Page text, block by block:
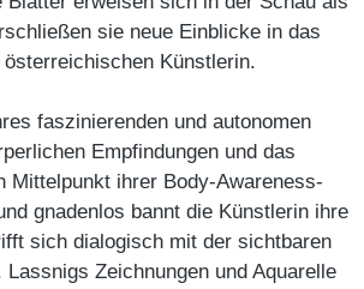
sie neue Einblicke in das
Künstlerin.
faszinierenden und autonomen
Empfindungen und das
Mittelpunkt ihrer Body-Awareness-
gnadenlos bannt die Künstlerin ihre
sich dialogisch mit der sichtbaren
Zeichnungen und Aquarelle